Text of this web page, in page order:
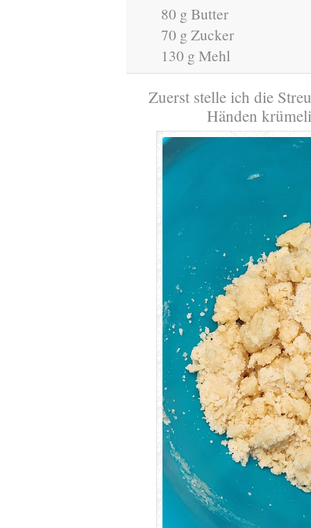
80 g Butter
70 g Zucker
130 g Mehl
Zuerst stelle ich die
Händen